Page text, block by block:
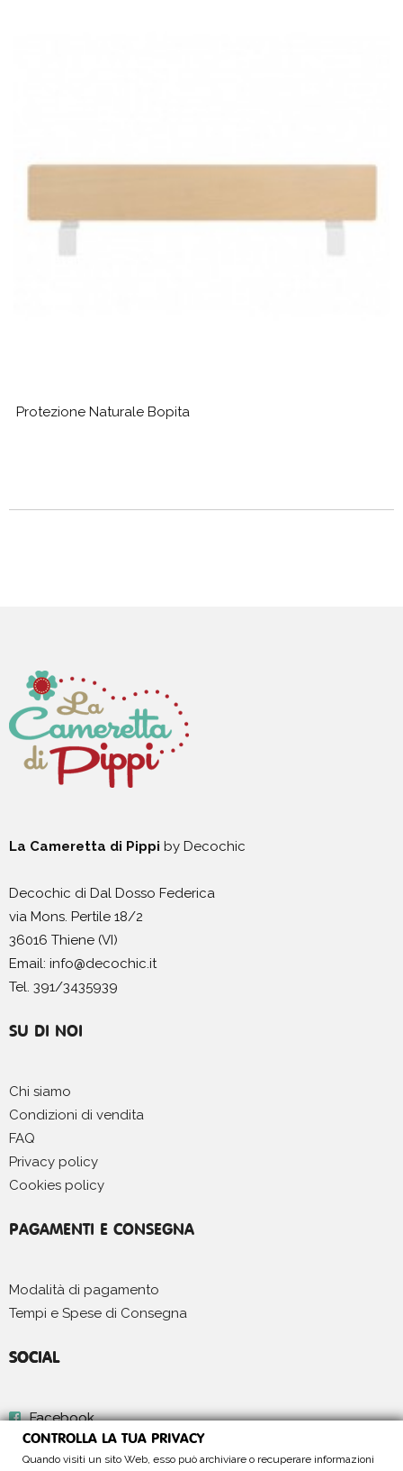
Protezione Naturale Bopita
La Cameretta di Pippi by Decochic
Decochic di Dal Dosso Federica
via Mons. Pertile 18/2
36016 Thiene (VI)
Email: info@decochic.it
Tel. 391/3435939
SU DI NOI
Chi siamo
Condizioni di vendita
FAQ
Privacy policy
Cookies policy
PAGAMENTI E CONSEGNA
Modalità di pagamento
Tempi e Spese di Consegna
SOCIAL
Facebook
Instagram
CONTROLLA LA TUA PRIVACY
Quando visiti un sito Web, esso può archiviare o recuperare informazioni